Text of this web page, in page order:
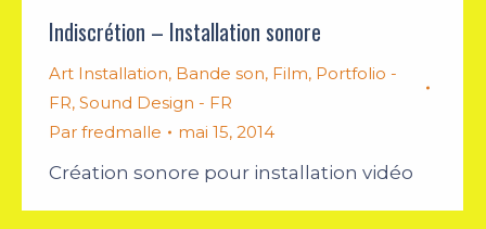
Indiscrétion – Installation sonore
Art Installation, Bande son, Film, Portfolio -
FR, Sound Design - FR
Par fredmalle mai 15, 2014
Création sonore pour installation vidéo